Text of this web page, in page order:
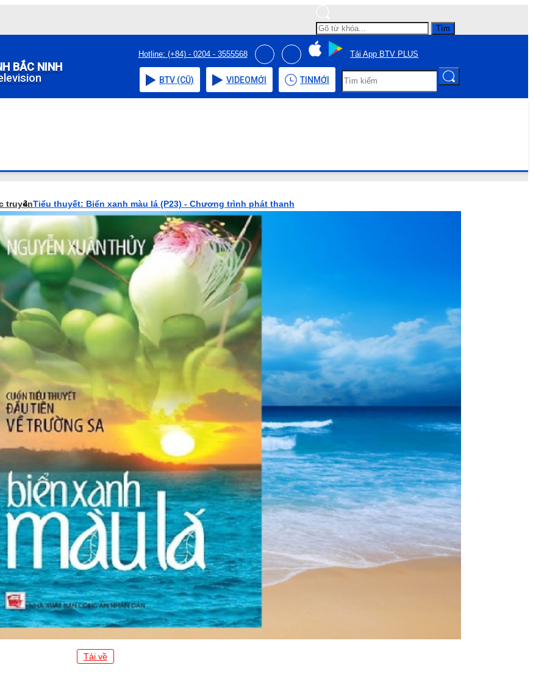
Tìm
BẮC NINH
Hotline: (+84) - 0204 - 3555568 Tải App BTV PLUS
BTV (CŨ) VIDEOMỚI TIN MỚI
truyệnTiểu thuyết: Biển xanh màu lá (P23) - Chương trình phát thanh
Tải về